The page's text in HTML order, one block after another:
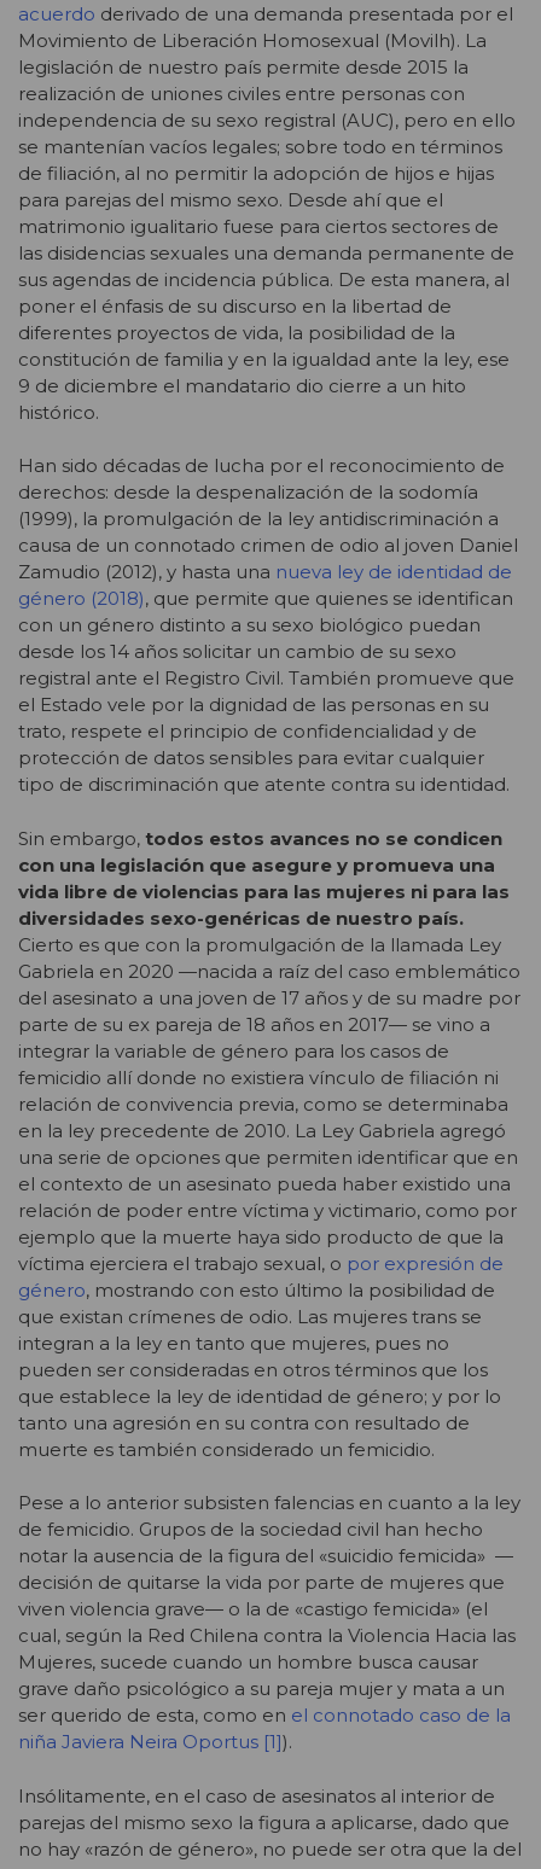
acuerdo derivado de una demanda presentada por el
Movimiento de Liberación Homosexual (Movilh). La
legislación de nuestro país permite desde 2015 la
realización de uniones civiles entre personas con
independencia de su sexo registral (AUC), pero en ello
se mantenían vacíos legales; sobre todo en términos
de filiación, al no permitir la adopción de hijos e hijas
para parejas del mismo sexo. Desde ahí que el
matrimonio igualitario fuese para ciertos sectores de
las disidencias sexuales una demanda permanente de
sus agendas de incidencia pública. De esta manera, al
poner el énfasis de su discurso en la libertad de
diferentes proyectos de vida, la posibilidad de la
constitución de familia y en la igualdad ante la ley, ese
9 de diciembre el mandatario dio cierre a un hito
histórico.
Han sido décadas de lucha por el reconocimiento de
derechos: desde la despenalización de la sodomía
(1999), la promulgación de la ley antidiscriminación a
causa de un connotado crimen de odio al joven Daniel
Zamudio (2012), y hasta una nueva ley de identidad de
género (2018), que permite que quienes se identifican
con un género distinto a su sexo biológico puedan
desde los 14 años solicitar un cambio de su sexo
registral ante el Registro Civil. También promueve que
el Estado vele por la dignidad de las personas en su
trato, respete el principio de confidencialidad y de
protección de datos sensibles para evitar cualquier
tipo de discriminación que atente contra su identidad.
Sin embargo, todos estos avances no se condicen
con una legislación que asegure y promueva una
vida libre de violencias para las mujeres ni para las
diversidades sexo-genéricas de nuestro país.
Cierto es que con la promulgación de la llamada Ley
Gabriela en 2020 —nacida a raíz del caso emblemático
del asesinato a una joven de 17 años y de su madre por
parte de su ex pareja de 18 años en 2017— se vino a
integrar la variable de género para los casos de
femicidio allí donde no existiera vínculo de filiación ni
relación de convivencia previa, como se determinaba
en la ley precedente de 2010. La Ley Gabriela agregó
una serie de opciones que permiten identificar que en
el contexto de un asesinato pueda haber existido una
relación de poder entre víctima y victimario, como por
ejemplo que la muerte haya sido producto de que la
víctima ejerciera el trabajo sexual, o por expresión de
género, mostrando con esto último la posibilidad de
que existan crímenes de odio. Las mujeres trans se
integran a la ley en tanto que mujeres, pues no
pueden ser consideradas en otros términos que los
que establece la ley de identidad de género; y por lo
tanto una agresión en su contra con resultado de
muerte es también considerado un femicidio.
Pese a lo anterior subsisten falencias en cuanto a la ley
de femicidio. Grupos de la sociedad civil han hecho
notar la ausencia de la figura del «suicidio femicida» —
decisión de quitarse la vida por parte de mujeres que
viven violencia grave— o la de «castigo femicida» (el
cual, según la Red Chilena contra la Violencia Hacia las
Mujeres, sucede cuando un hombre busca causar
grave daño psicológico a su pareja mujer y mata a un
ser querido de esta, como en el connotado caso de la
niña Javiera Neira Oportus [1]).
Insólitamente, en el caso de asesinatos al interior de
parejas del mismo sexo la figura a aplicarse, dado que
no hay «razón de género», no puede ser otra que la del